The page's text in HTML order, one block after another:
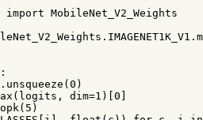
import MobileNet_V2_Weights
. IMAGENET1K_V1 .
:
. unsqueeze ( 0 )
( logits , dim=1 )[ 0
( 5 )